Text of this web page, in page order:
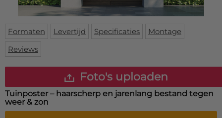
Deurmat
Vloermat
Skateboard deck
Over ons
Inloggen
WhatsApp
Formaten Levertijd Specificaties
Montage
Reviews
Foto's uploaden
Tuinposter – haarscherp en jarenlang bestand tegen
weer & zon